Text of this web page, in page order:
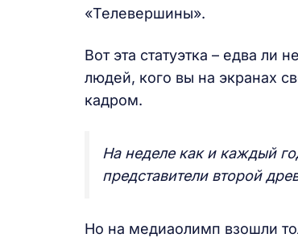
«Телевершины».
Вот эта статуэтка – едва ли
людей, кого вы на экранах
кадром.
На неделе как и каждый
представители второй
Но на медиаолимп взошли